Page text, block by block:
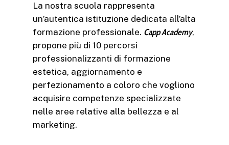
La nostra scuola rappresenta
un’autentica istituzione dedicata all’alta
formazione professionale. Capp Academy,
propone più di 10 percorsi
professionalizzanti di formazione
estetica, aggiornamento e
perfezionamento a coloro che vogliono
acquisire competenze specializzate
nelle aree relative alla bellezza e al
marketing.